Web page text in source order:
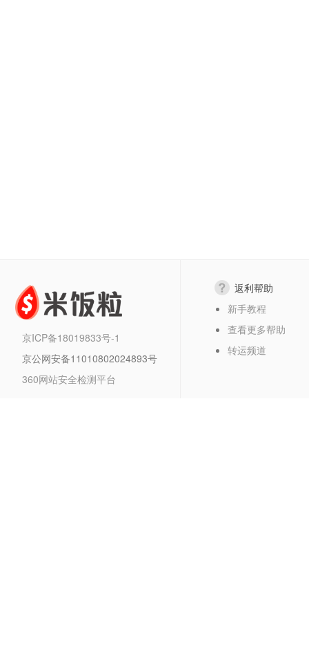
京ICP备18019833号-1
京公网安备11010802024893号
360网站安全检测平台
返利帮助
新手教程
查看更多帮助
转运频道